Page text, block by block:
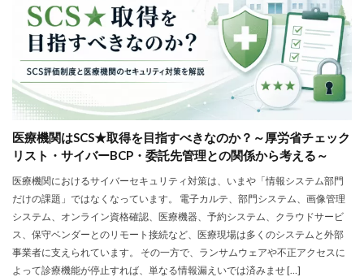
医療機関はSCS★取得を目指すべきなのか？～厚労省チェック
リスト・サイバーBCP・委託先管理との関係から考える～
医療機関におけるサイバーセキュリティ対策は、いまや「情報システム部門
だけの課題」ではなくなっています。 電子カルテ、部門システム、画像管理
システム、オンライン資格確認、医療機器、予約システム、クラウドサービ
ス、保守ベンダーとのリモート接続など、医療現場は多くのシステムと外部
事業者に支えられています。 その一方で、ランサムウェアや不正アクセスに
よって診療機能が停止すれば、単なる情報漏えいでは済みませ […]